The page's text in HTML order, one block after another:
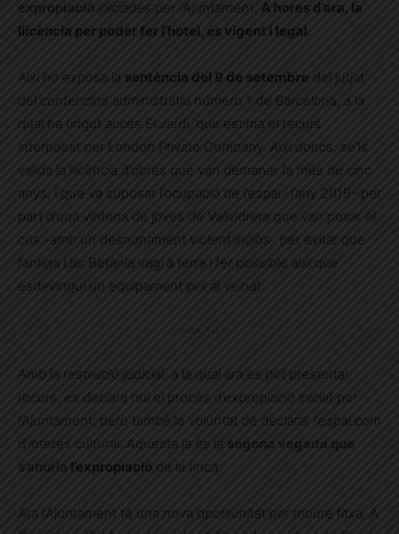
expropiació iniciades per l’Ajuntament. A hores d’ara, la
llicència per poder fer l’hotel, és vigent i legal.
Així ho exposa la sentència del 9 de setembre del jutjat
del contenciós administratiu número 1 de Barcelona, a la
qual ha tingut accés El Jardí, que estima el recurs
interposat per London Private Company. Així doncs, se’ls
valida la llicència d’obres que van demanar fa més de cinc
anys, i que va suposar l’ocupació de l’espai -l’any 2019- per
part d’una vintena de joves de Vallvidrera que van posar el
cos -amb un desnonament violent inclòs- per evitar que
l’antiga Llar Betània vagi a terra i fer possible així que
esdevingui un equipament per al veïnat.
Amb la resolució judicial, a la qual ara es pot presentar
recurs, es declara nul el procés d’expropiació iniciat per
l’Ajuntament, però també la voluntat de declarar l’espai com
d’interès cultural. Aquesta ja és la segona vegada que
s’anul·la l’expropiació de la finca.
Ara l’Ajuntament té una nova oportunitat per moure fitxa. A